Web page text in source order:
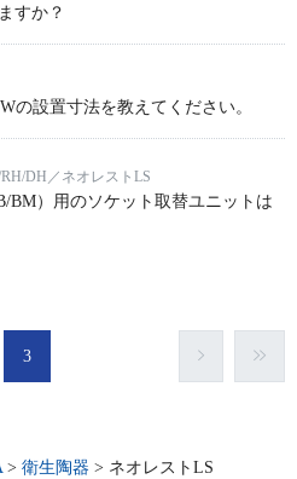
すか？
の設置寸法を教えてください。
DH／ネオレストLS
BM）用のソケット取替ユニットは
3
> 衛生陶器 > ネオレストLS